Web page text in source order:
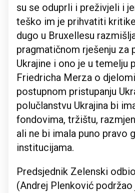
su se oduprli i preživjeli i
teško im je prihvatiti
dugo u Bruxellesu
pragmatičnom rješenju za
Ukrajine i ono je u temelju
Friedricha Merza o
postupnom pristupanju
polučlanstvu Ukrajina bi
fondovima, tržištu,
ali ne bi imala puno pravo
institucijama.
Predsjednik Zelenski
(Andrej Plenković